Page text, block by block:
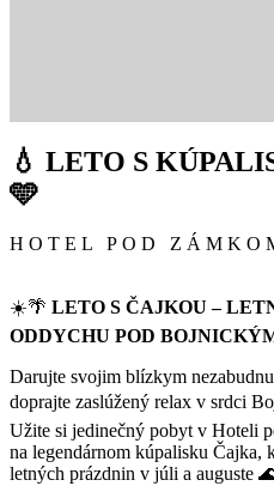
💧 LETO S
🩵
HOTEL POD
☀️🌴 LETO S ČAJKOU –
ODDYCHU POD
Darujte svojim blízkym
doprajte zaslúžený relax v srdci
Užite si jedinečný pobyt v Hoteli
na legendárnom kúpalisku Čajka,
letných prázdnin v júli a auguste